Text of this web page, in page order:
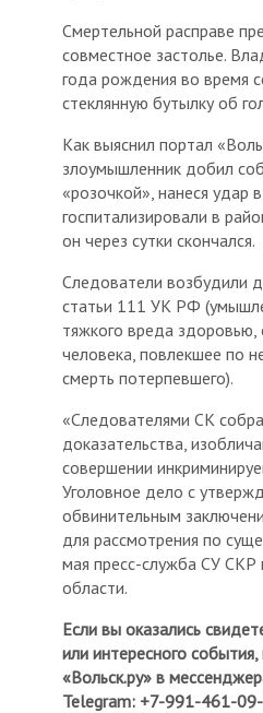
Смертельной расправе
совместное застолье.
года рождения во время
стеклянную бутылку об
Как выяснил портал
злоумышленник добил
«розочкой», нанеся удар
госпитализировали в
он через сутки скончался.
Следователи возбудили
статьи 111 УК РФ
тяжкого вреда здоровью,
человека, повлекшее по
смерть потерпевшего).
«Следователями СК
доказательства,
совершении
Уголовное дело с
обвинительным
для рассмотрения по
мая пресс-служба СУ СКР
области.
Если вы оказались
или интересного
«Вольск.ру» в
Telegram: +7-991-461-